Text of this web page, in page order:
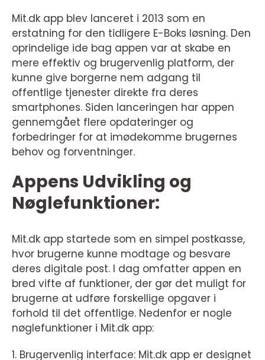
Mit.dk app blev lanceret i 2013 som en
erstatning for den tidligere E-Boks løsning. Den
oprindelige ide bag appen var at skabe en
mere effektiv og brugervenlig platform, der
kunne give borgerne nem adgang til
offentlige tjenester direkte fra deres
smartphones. Siden lanceringen har appen
gennemgået flere opdateringer og
forbedringer for at imødekomme brugernes
behov og forventninger.
Appens Udvikling og
Nøglefunktioner:
Mit.dk app startede som en simpel postkasse,
hvor brugerne kunne modtage og besvare
deres digitale post. I dag omfatter appen en
bred vifte af funktioner, der gør det muligt for
brugerne at udføre forskellige opgaver i
forhold til det offentlige. Nedenfor er nogle
nøglefunktioner i Mit.dk app:
1. Brugervenlig interface: Mit.dk app er designet